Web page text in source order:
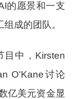
的愿景和一支
成的团队。
目中，Kirsten
O'Kane讨论
亿美元资金显